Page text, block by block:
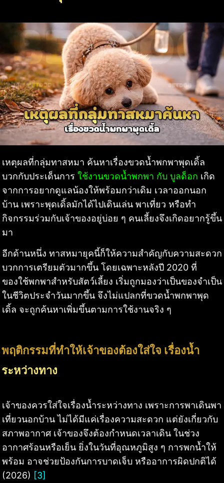
เหตุผลที่กลุ่มทาสหมา ค้นหาเรื่องขวดน้ำพกพาพุดเดิ้ล
บวกกับประเด็นการ ใช้งานขวดน้ำพกพา กับ บูลด็อก เกิด
จากการอยากดูแลน้องให้พร้อมกว่าเดิม เวลาออกนอก
บ้าน เพราะพุดเดิ้ลมักได้ไปเดินเล่น พาเที่ยว หรือทำ
กิจกรรมร่วมกับเจ้าของอยู่บ่อย ๆ คนเลี้ยงจึงเกิดอยากรู้ขึ้น
มา
อีกด้านหนึ่ง ทาสหมายุคนี้ก็ให้ความสำคัญกับความสะดวก
บวกการเตรียมตัวมากขึ้น โดยเฉพาะหลังปี 2020 ที่
ของใช้พกพาสำหรับสัตว์เลี้ยง เริ่มถูกมองว่าเป็นของจำเป็น
ในชีวิตประจำวันมากขึ้น จึงไม่แปลกที่ขวดน้ำพกพาพุด
เดิ้ล จะถูกค้นหาเพิ่มขึ้นตามการใช้งานจริง ๆ
พฤติกรรมที่ทำให้เจ้าของต้องใส่ใจ เรื่องน้ำ
ระหว่างทาง
เจ้าของควรใส่ใจเรื่องน้ำระหว่างทาง เพราะการพาเดินพา
เที่ยวนอกบ้าน ไม่ได้มีแค่เรื่องความสะดวก แต่ยังเกี่ยวกับ
สภาพอากาศ เจ้าของจึงต้องกำหนดเวลาเดิน ในช่วง
อากาศร้อนหรือเย็น ยิ่งในวันที่อุณหภูมิสูง ๆ การพกน้ำให้
พร้อม อาจช่วยป้องกันการบาดเจ็บ หรืออาการผิดปกติได้
(2026) [3]